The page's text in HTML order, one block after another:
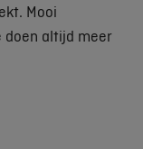
Mooi
doen altijd meer